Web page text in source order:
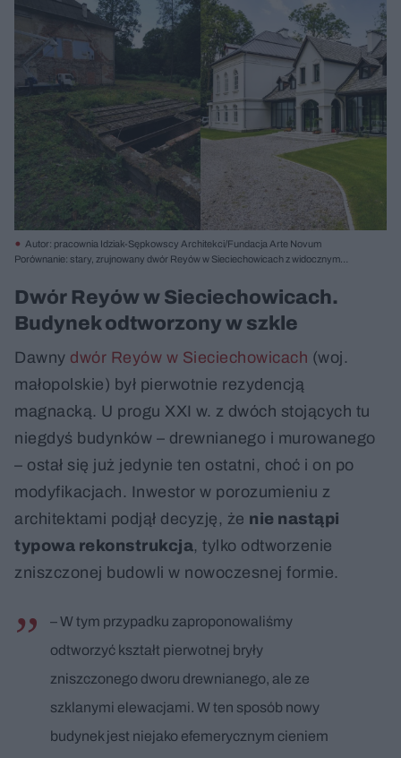
Autor: pracownia Idziak-Sępkowscy Architekci/Fundacja Arte Novum
Porównanie: stary, zrujnowany dwór Reyów w Sieciechowicach z widocznym
i przeszkleniami. Taka niezwykła przemiana zabytków na Architektura Murator
Plus.
Dwór Reyów w Sieciechowicach.
Budynek odtworzony w szkle
Dawny dwór Reyów w Sieciechowicach (woj.
małopolskie) był pierwotnie rezydencją
magnacką. U progu XXI w. z dwóch stojących tu
niegdyś budynków – drewnianego i murowanego
– ostał się już jedynie ten ostatni, choć i on po
modyfikacjach. Inwestor w porozumieniu z
architektami podjął decyzję, że nie nastąpi
typowa rekonstrukcja, tylko odtworzenie
zniszczonej budowli w nowoczesnej formie.
– W tym przypadku zaproponowaliśmy
odtworzyć kształt pierwotnej bryły
zniszczonego dworu drewnianego, ale ze
szklanymi elewacjami. W ten sposób nowy
budynek jest niejako efemerycznym cieniem